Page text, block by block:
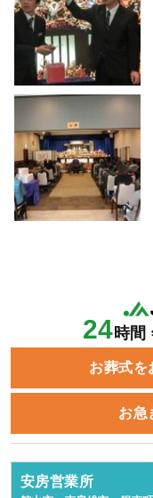
24時間
お葬式を
お急
安房営業所